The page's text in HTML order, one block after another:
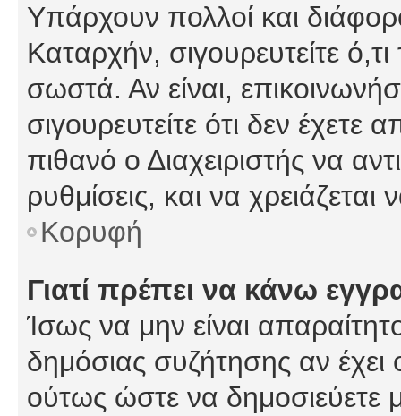
Υπάρχουν πολλοί και
Καταρχήν, σιγουρευτείτε
σωστά. Αν είναι,
σιγουρευτείτε ότι δεν έχετε
πιθανό ο Διαχειριστής να
ρυθμίσεις, και να χρειάζεται
Κορυφή
Γιατί πρέπει να κάνω
Ίσως να μην είναι
δημόσιας συζήτησης αν έχει
ούτως ώστε να δημοσιεύετε